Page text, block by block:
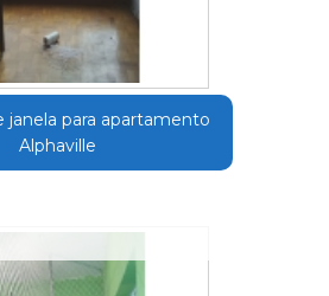
janela para apartamento
Alphaville